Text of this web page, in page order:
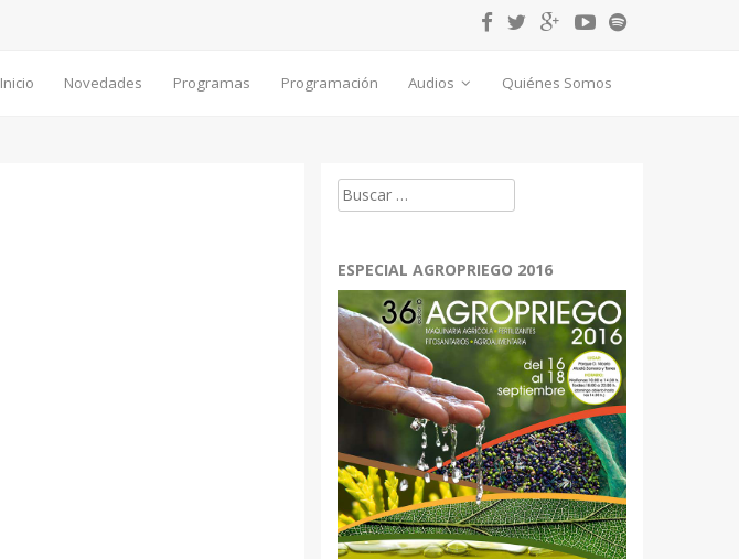
Inicio Novedades Programas Programación Audios Quiénes Somos
Buscar:
ESPECIAL AGROPRIEGO 2016